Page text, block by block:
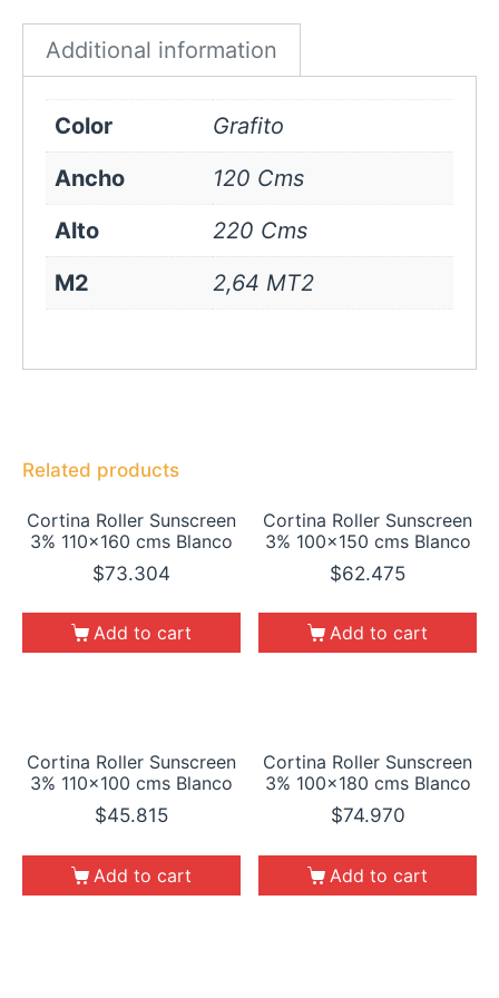
Additional information
Color
Grafito
Ancho
120 Cms
Alto
220 Cms
M2
2,64 MT2
Related products
Cortina Roller Sunscreen
3% 110×160 cms Blanco
$73.304
Add to cart
Cortina Roller Sunscreen
3% 100×150 cms Blanco
$62.475
Add to cart
Cortina Roller Sunscreen
3% 110×100 cms Blanco
$45.815
Add to cart
Cortina Roller Sunscreen
3% 100×180 cms Blanco
$74.970
Add to cart